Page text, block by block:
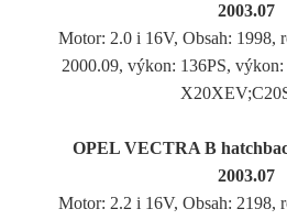
2003.07
Motor: 2.0 i 16V, Obsah: 1998,
2000.09, výkon: 136PS,
OPEL VECTRA B
2003.07
Motor: 2.2 i 16V, Obsah: 2198,